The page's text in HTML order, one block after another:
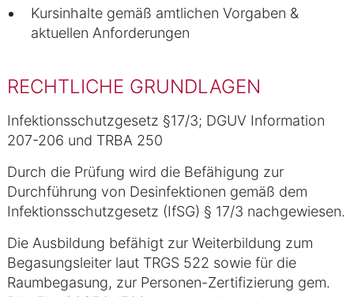
Kursinhalte gemäß amtlichen Vorgaben &
aktuellen Anforderungen
RECHTLICHE GRUNDLAGEN
Infektionsschutzgesetz §17/3; DGUV Information
207-206 und TRBA 250
Durch die Prüfung wird die Befähigung zur
Durchführung von Desinfektionen gemäß dem
Infektionsschutzgesetz (IfSG) § 17/3 nachgewiesen.
Die Ausbildung befähigt zur Weiterbildung zum
Begasungsleiter laut TRGS 522 sowie für die
Raumbegasung, zur Personen-Zertifizierung gem.